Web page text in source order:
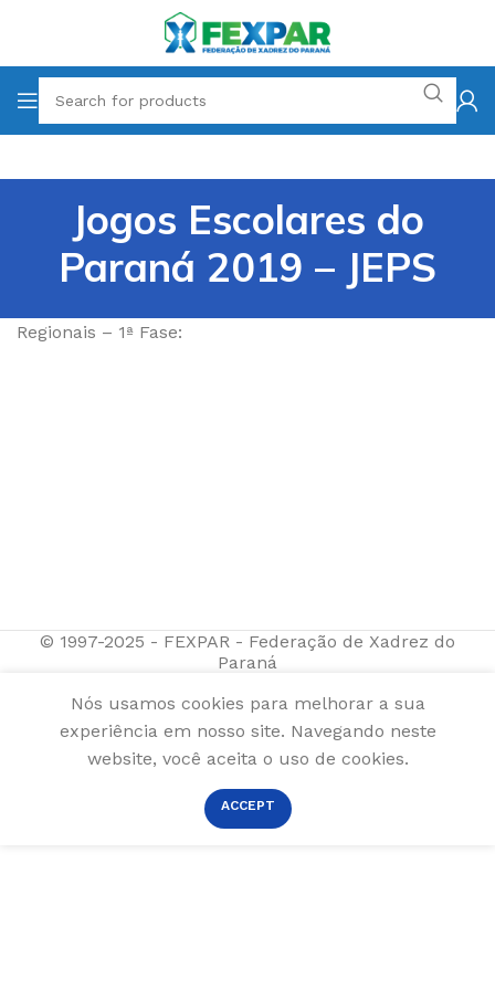
Jogos Escolares do
Paraná 2019 – JEPS
Regionais – 1ª Fase:
© 1997-2025 - FEXPAR - Federação de Xadrez do
Paraná
Nós usamos cookies para melhorar a sua
experiência em nosso site. Navegando neste
website, você aceita o uso de cookies.
ACCEPT